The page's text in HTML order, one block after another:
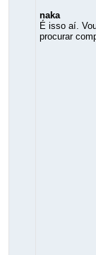
naka
É isso aí.
procurar